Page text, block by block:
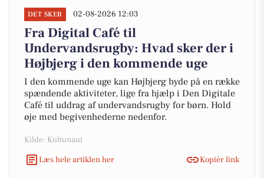
DET SKER 02-08-2026 12:03
Fra Digital Café til
Undervandsrugby: Hvad sker der i
Højbjerg i den kommende uge
I den kommende uge kan Højbjerg byde på en række
spændende aktiviteter, lige fra hjælp i Den Digitale
Café til uddrag af undervandsrugby for børn. Hold
øje med begivenhederne nedenfor.
Kilde: Kultunaut
Læs hele artiklen her
Kopiér link